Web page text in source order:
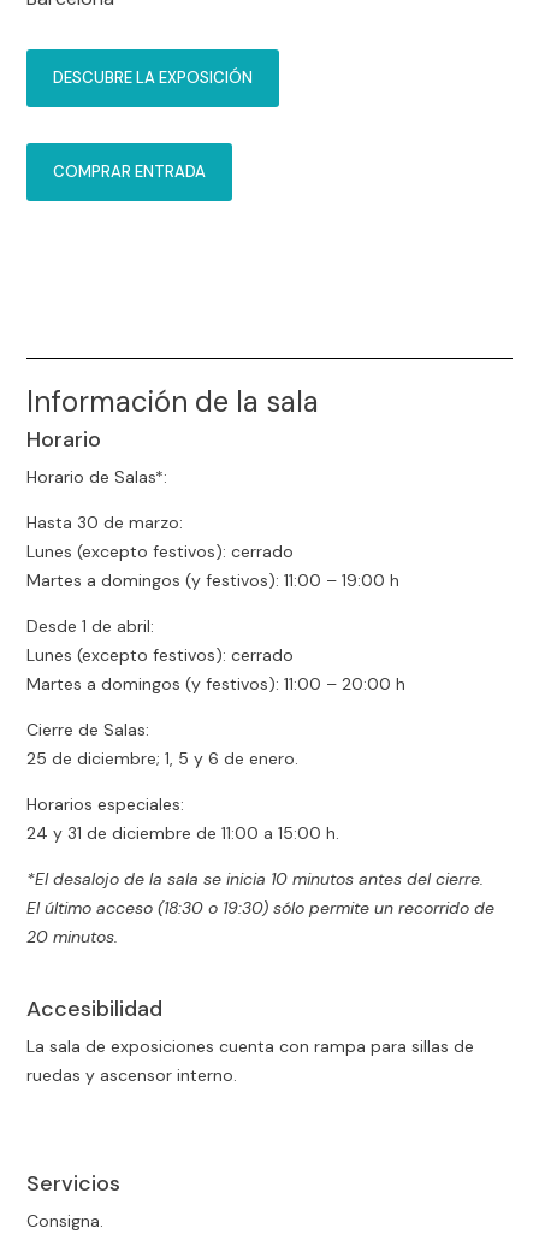
DESCUBRE LA EXPOSICIÓN
COMPRAR ENTRADA
Información de la sala
Horario
Horario de Salas*:
Hasta 30 de marzo:
Lunes (excepto festivos): cerrado
Martes a domingos (y festivos): 11:00 – 19:00 h
Desde 1 de abril:
Lunes (excepto festivos): cerrado
Martes a domingos (y festivos): 11:00 – 20:00 h
Cierre de Salas:
25 de diciembre; 1, 5 y 6 de enero.
Horarios especiales:
24 y 31 de diciembre de 11:00 a 15:00 h.
*El desalojo de la sala se inicia 10 minutos antes del cierre.
El último acceso (18:30 o 19:30) sólo permite un recorrido de
20 minutos.
Accesibilidad
La sala de exposiciones cuenta con rampa para sillas de
ruedas y ascensor interno.
Servicios
Consigna.